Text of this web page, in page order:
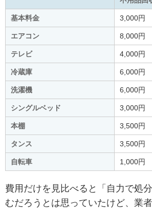
基本料金 3,000円
エアコン 8,000円
テレビ 4,000円
冷蔵庫 6,000円
洗濯機 6,000円
シングルベッド 3,000円
本棚 3,500円
タンス 3,500円
自転車 1,000円
費用だけを見比べると「自力で処
むだろうとは思っていたけど、業